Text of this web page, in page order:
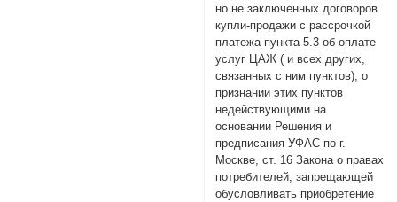
но не заключенных договоров
купли-продажи с рассрочкой
платежа пункта 5.3 об оплате
услуг ЦАЖ ( и всех других,
связанных с ним пунктов), о
признании этих пунктов
недействующими на
основании Решения и
предписания УФАС по г.
Москве, ст. 16 Закона о правах
потребителей, запрещающей
обусловливать приобретение